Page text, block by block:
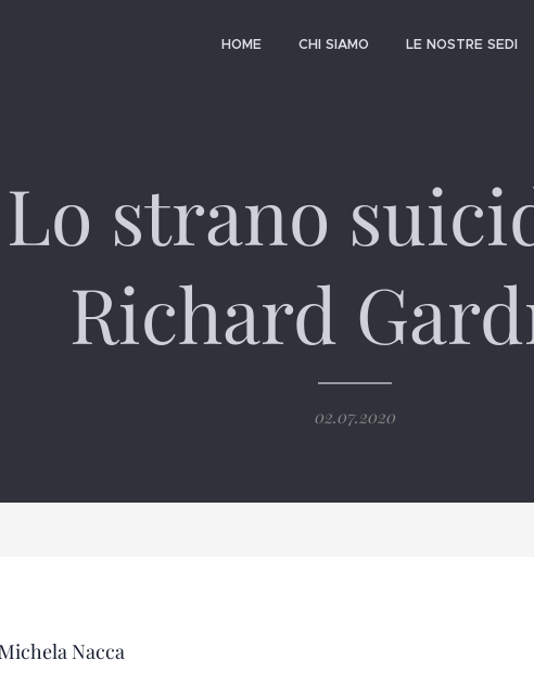
HOME CHI SIAMO LE NOSTRE SEDI
Lo strano
Richard
02.07.2020
Nacca